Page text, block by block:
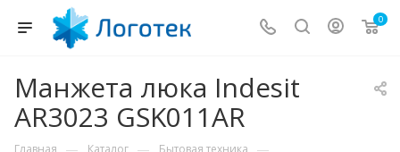
0
Манжета люка Indesit
AR3023 GSK011AR
Главная Каталог Бытовая техника